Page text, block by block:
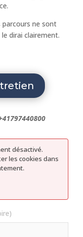
ne sont
dirai clairement.
désactivé.
les cookies dans